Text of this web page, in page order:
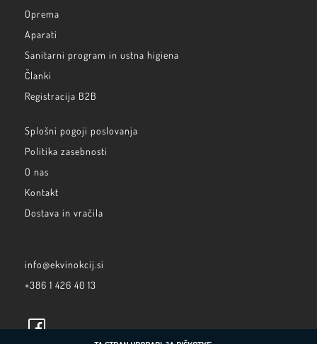
Oprema
Aparati
Sanitarni program in ustna higiena
Članki
Registracija B2B
Splošni pogoji poslovanja
Politika zasebnosti
O nas
Kontakt
Dostava in vračila
info@ekvinokcij.si
+386 1 426 40 13